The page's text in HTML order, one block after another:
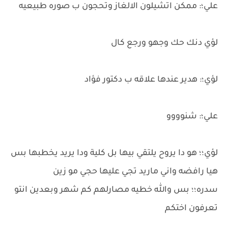
علي؛: ممكن اتشيلون الالغاز وتحجون ب صوره طبيعيه
لؤي دنك حك وجهو ورجع كال
لؤي؛: هدير عندها علاقه ب دكتور فؤاد
علي؛: شنوووو
لؤي؛؛ هو دا يروح يلتقي بيها بل كلية ودا يريد يخطبها بس
هيا رافضه واني ماريد تجي عليها حجي مو زين
سدره؛؛ بس والله خطيه مصارلهم كم شهر وبعدين انتو
تعرفون اختكم